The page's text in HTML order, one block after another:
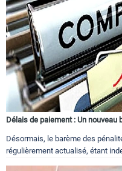
Délais de paiement : Un
Désormais, le barème des
régulièrement actualisé, étant